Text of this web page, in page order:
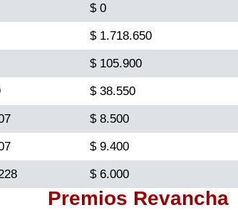
$ 0
$ 1.718.650
$ 105.900
$ 38.550
$ 8.500
$ 9.400
$ 6.000
Premios Revancha